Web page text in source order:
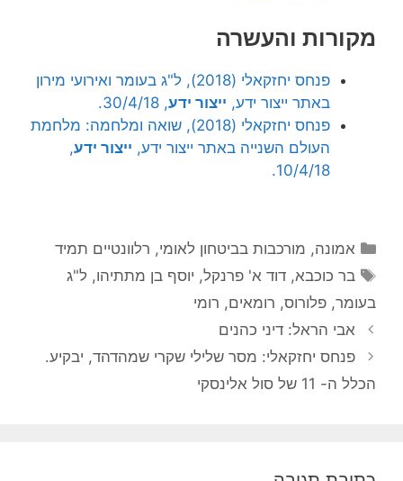
מקורות והעשרה
פנחס יחזקאלי (2018), ל"ג בעומר ואירועי מירון
באתר ייצור ידע, ייצור ידע, 30/4/18.
פנחס יחזקאלי (2018), שואה ומלחמה: מלחמת
העולם השנייה באתר ייצור ידע, ייצור ידע,
10/4/18.
קטגוריות
אמונה, מורכבות בביטחון לאומי, רלוונטיים תמיד
תגיות
בר כוכבא,דוד א' פרנקל, יוסף בן מתתיהו, ל"ג
בעומר, פלורוס, רומאים, רומי
אבי הראל: דיני כהנים
פנחס יחזקאלי: מסר שלילי שקרי שמהדהד, יבקיע.
הכלל ה- 11 של סול אלינסקי